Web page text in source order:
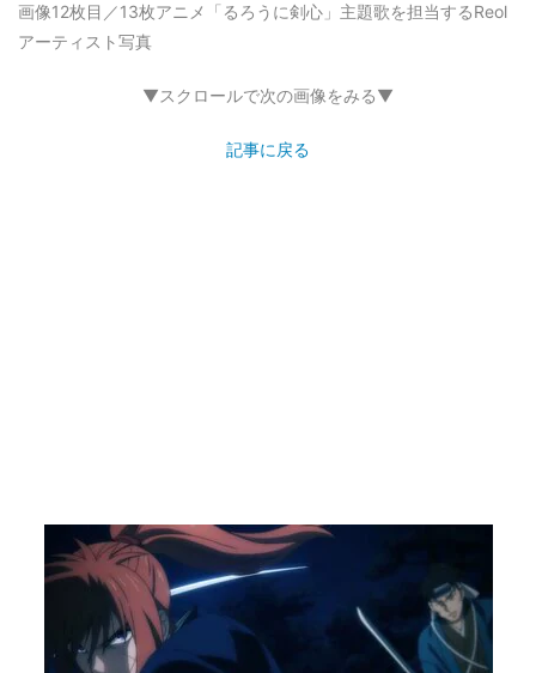
画像12枚目／13枚アニメ「るろうに剣心」主題歌を担当するReol
アーティスト写真
▼スクロールで次の画像をみる▼
記事に戻る